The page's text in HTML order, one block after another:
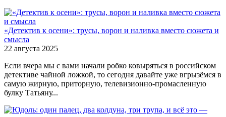
«Детектив к осени»: трусы, ворон и наливка вместо сюжета и
смысла
22 августа 2025
Если вчера мы с вами начали робко ковыряться в российском
детективе чайной ложкой, то сегодня давайте уже вгрызёмся в
самую жирную, приторную, телевизионно-промасленную
булку Татьяну...